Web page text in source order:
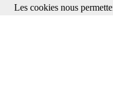
Les cookies nous